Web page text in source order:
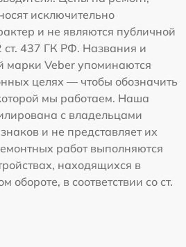
исключительно
и не являются публичной
ст. 437 ГК РФ. Названия и
марки Veber упоминаются
целях — чтобы обозначить
мы работаем. Наша
с владельцами
и не представляет их
работ выполняются
находящихся в
обороте, в соответствии со ст.